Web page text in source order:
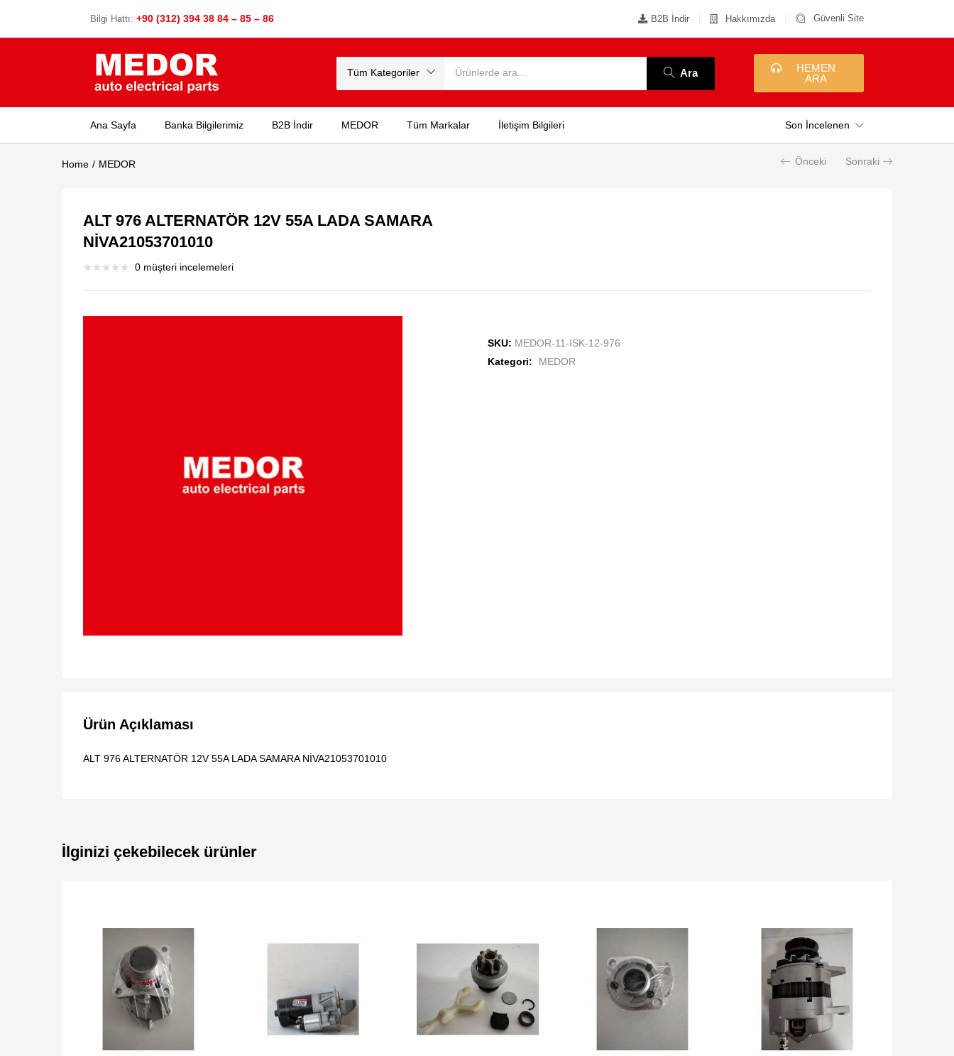
Bilgi Hattı: +90 (312) 394 38 84 – 85 – 86 B2B İndir Hakkımızda Güvenli Site
Tüm Kategoriler Ara
HEMEN
ARA
Ana Sayfa Banka Bilgilerimiz B2B İndir MEDOR Tüm Markalar İletişim Bilgileri Son İncelenen
Home MEDOR Önceki Sonraki
ALT 976 ALTERNATÖR 12V 55A LADA SAMARA
NİVA21053701010
0 müşteri incelemeleri
SKU: MEDOR-11-ISK-12-976
Kategori:
MEDOR
Ürün Açıklaması
ALT 976 ALTERNATÖR 12V 55A LADA SAMARA NİVA21053701010
İlginizi çekebilecek ürünler